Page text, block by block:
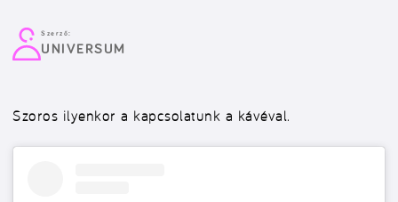
Szerző:
UNIVERSUM
Szoros ilyenkor a kapcsolatunk a kávéval.